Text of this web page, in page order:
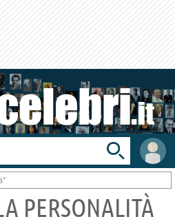
User
area
Toggle
search
bar
PERSONALITÀ